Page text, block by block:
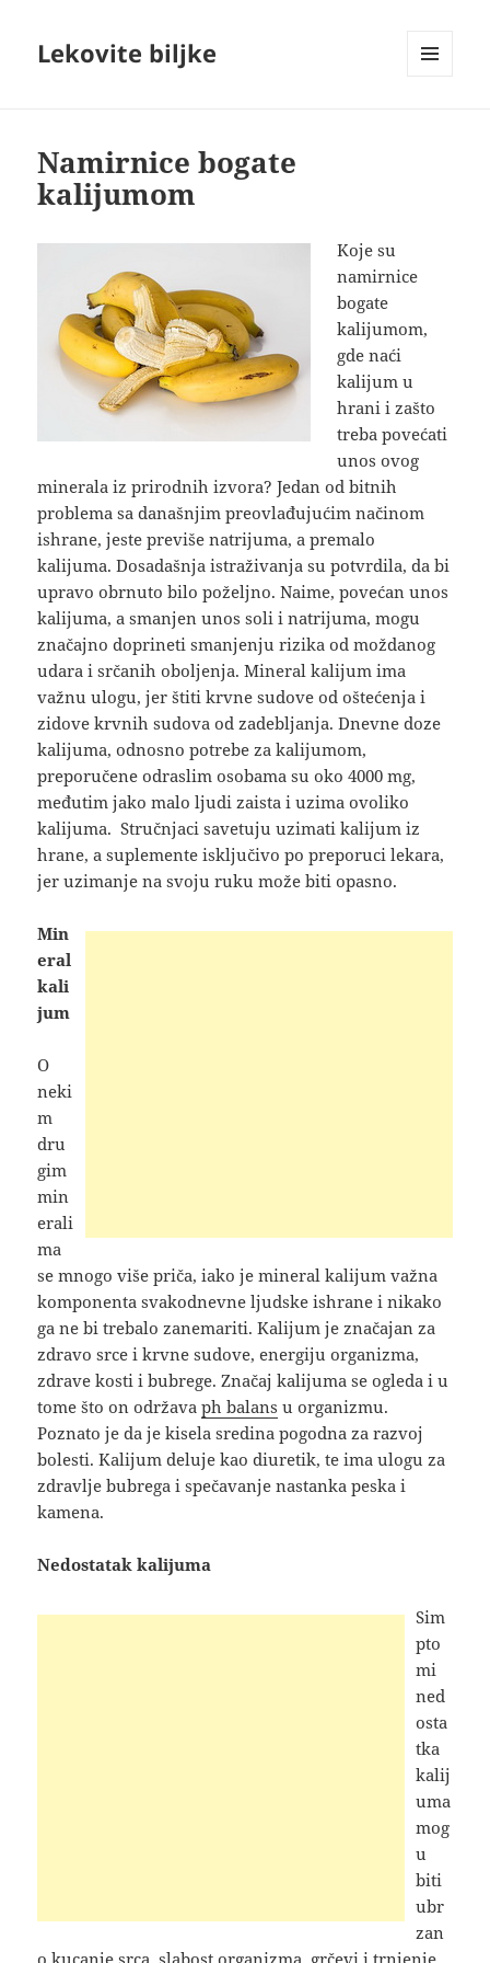
Lekovite biljke
Namirnice bogate
kalijumom
Koje su
namirnice
bogate
kalijumom,
gde naći
kalijum u
hrani i zašto
treba povećati
unos ovog
minerala iz prirodnih izvora? Jedan od bitnih
problema sa današnjim preovlađujućim načinom
ishrane, jeste previše natrijuma, a premalo
kalijuma. Dosadašnja istraživanja su potvrdila, da bi
upravo obrnuto bilo poželjno. Naime, povećan unos
kalijuma, a smanjen unos soli i natrijuma, mogu
značajno doprineti smanjenju rizika od moždanog
udara i srčanih oboljenja. Mineral kalijum ima
važnu ulogu, jer štiti krvne sudove od oštećenja i
zidove krvnih sudova od zadebljanja. Dnevne doze
kalijuma, odnosno potrebe za kalijumom,
preporučene odraslim osobama su oko 4000 mg,
međutim jako malo ljudi zaista i uzima ovoliko
kalijuma. Stručnjaci savetuju uzimati kalijum iz
hrane, a suplemente isključivo po preporuci lekara,
jer uzimanje na svoju ruku može biti opasno.
Min
eral
kali
jum
O
neki
m
dru
gim
min
erali
ma
se mnogo više priča, iako je mineral kalijum važna
komponenta svakodnevne ljudske ishrane i nikako
ga ne bi trebalo zanemariti. Kalijum je značajan za
zdravo srce i krvne sudove, energiju organizma,
zdrave kosti i bubrege. Značaj kalijuma se ogleda i u
tome što on održavaph balans u organizmu.
Poznato je da je kisela sredina pogodna za razvoj
bolesti. Kalijum deluje kao diuretik, te ima ulogu za
zdravlje bubrega i spečavanje nastanka peska i
kamena.
Nedostatak kalijuma
Sim
pto
mi
ned
osta
tka
kalij
uma
mog
u
biti
ubr
zan